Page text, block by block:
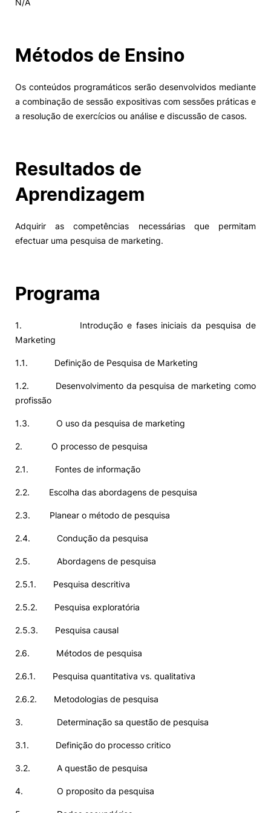
Projetos PRR
Magazine
N/A
Métodos de Ensino
Os conteúdos programáticos serão desenvolvidos mediante
a combinação de sessão expositivas com sessões práticas e
a resolução de exercícios ou análise e discussão de casos.
Resultados de
Aprendizagem
Adquirir as competências necessárias que permitam
efectuar uma pesquisa de marketing.
Programa
1. Introdução e fases iniciais da pesquisa de
Marketing
1.1. Definição de Pesquisa de Marketing
1.2. Desenvolvimento da pesquisa de marketing como
profissão
1.3. O uso da pesquisa de marketing
2. O processo de pesquisa
2.1. Fontes de informação
2.2. Escolha das abordagens de pesquisa
2.3. Planear o método de pesquisa
2.4. Condução da pesquisa
2.5. Abordagens de pesquisa
2.5.1. Pesquisa descritiva
2.5.2. Pesquisa exploratória
2.5.3. Pesquisa causal
2.6. Métodos de pesquisa
2.6.1. Pesquisa quantitativa vs. qualitativa
2.6.2. Metodologias de pesquisa
3. Determinação sa questão de pesquisa
3.1. Definição do processo critico
3.2. A questão de pesquisa
4. O proposito da pesquisa